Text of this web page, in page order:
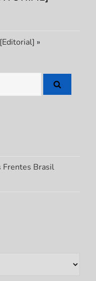
»
Frentes Brasil